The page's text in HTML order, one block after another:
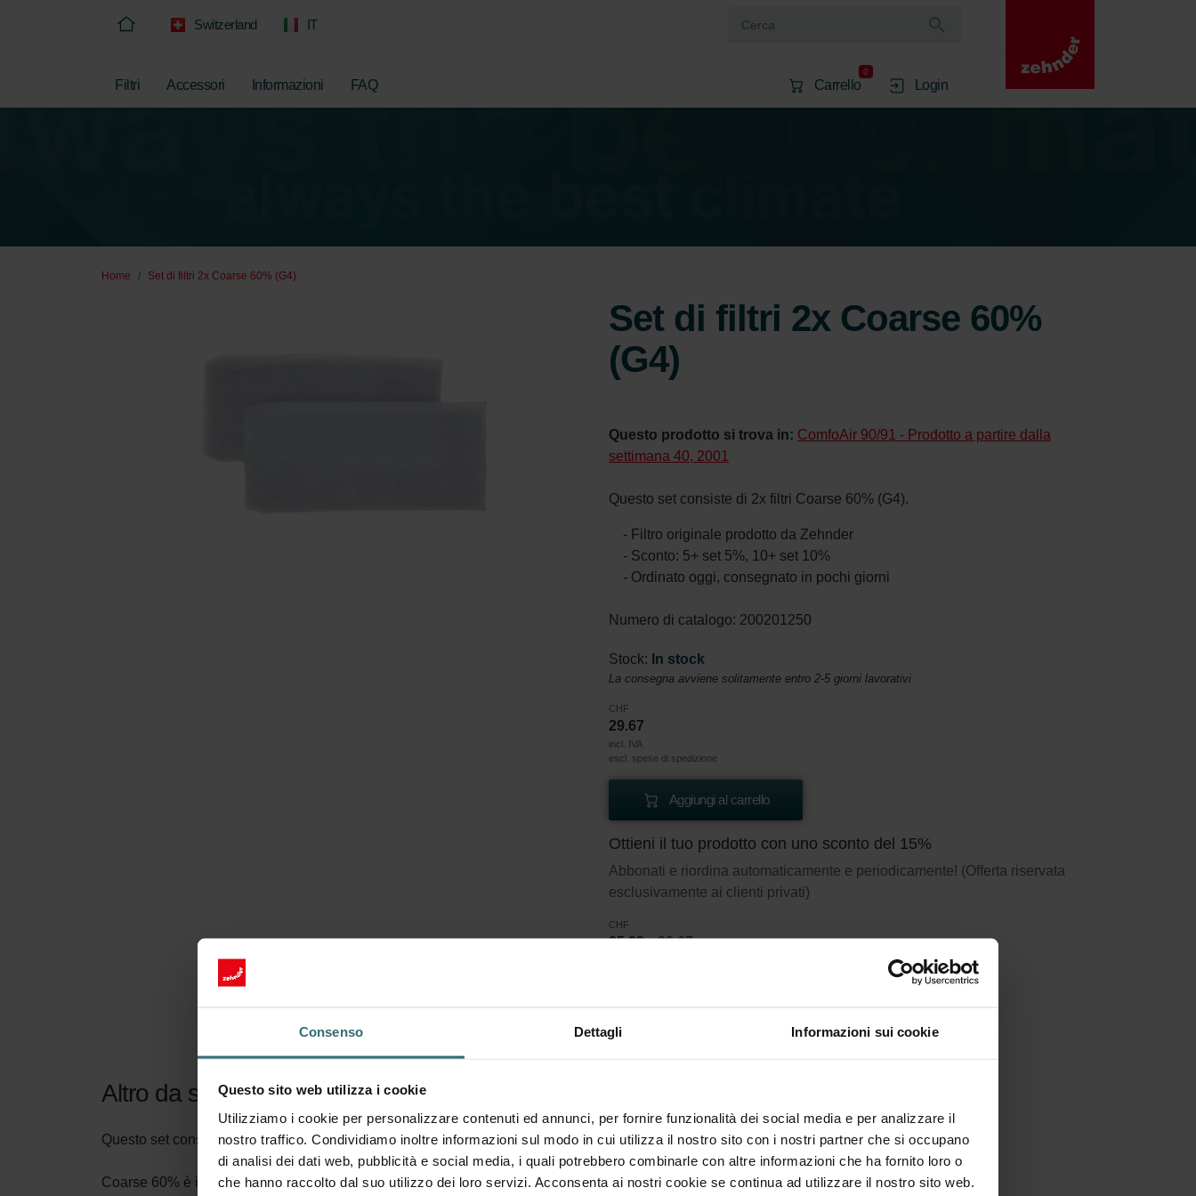
Consenso Dettagli Informazioni sui cookie
Questo sito web utilizza i cookie
Utilizziamo i cookie per personalizzare contenuti ed annunci, per fornire funzionalità dei social media e per analizzare il
nostro traffico. Condividiamo inoltre informazioni sul modo in cui utilizza il nostro sito con i nostri partner che si occupano
di analisi dei dati web, pubblicità e social media, i quali potrebbero combinarle con altre informazioni che ha fornito loro o
che hanno raccolto dal suo utilizzo dei loro servizi. Acconsenta ai nostri cookie se continua ad utilizzare il nostro sito web.
Switzerland IT
Filtri Accessori Informazioni FAQ Carrello
0
Login
Home Set di filtri 2x Coarse 60% (G4)
Set di filtri 2x Coarse 60%
(G4)
Questo prodotto si trova in: ComfoAir 90/91 - Prodotto a partire dalla
settimana 40, 2001
Questo set consiste di 2x filtri Coarse 60% (G4).
- Filtro originale prodotto da Zehnder
- Sconto: 5+ set 5%, 10+ set 10%
- Ordinato oggi, consegnato in pochi giorni
Numero di catalogo: 200201250
Stock: In stock
La consegna avviene solitamente entro 2-5 giorni lavorativi
CHF
29.67
incl. IVA
escl. spese di spedizione
Aggiungi al carrello
Ottieni il tuo prodotto con uno sconto del 15%
Abbonati e riordina automaticamente e periodicamente! (Offerta riservata
esclusivamente ai clienti privati)
CHF
25.22 29.67
Altro da sapere sul nostro Set di filtri 2x Coarse 60% (G4)
Questo set consiste di 2x filtri Coarse 60% (G4).
Coarse 60% è il nome secondo il nuovo standard di filtri ISO 16890. Coarse si riferisce a particelle >10 micron.